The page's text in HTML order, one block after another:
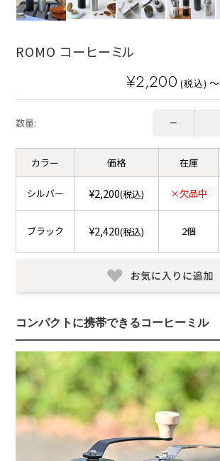
ROMO コーヒーミル
¥2,200 (税込) ～
数量: −
カラー 価格 在庫
シルバー ¥2,200(税込) ×欠品中
ブラック ¥2,420(税込) 2個
コンパクトに携帯できるコーヒーミル